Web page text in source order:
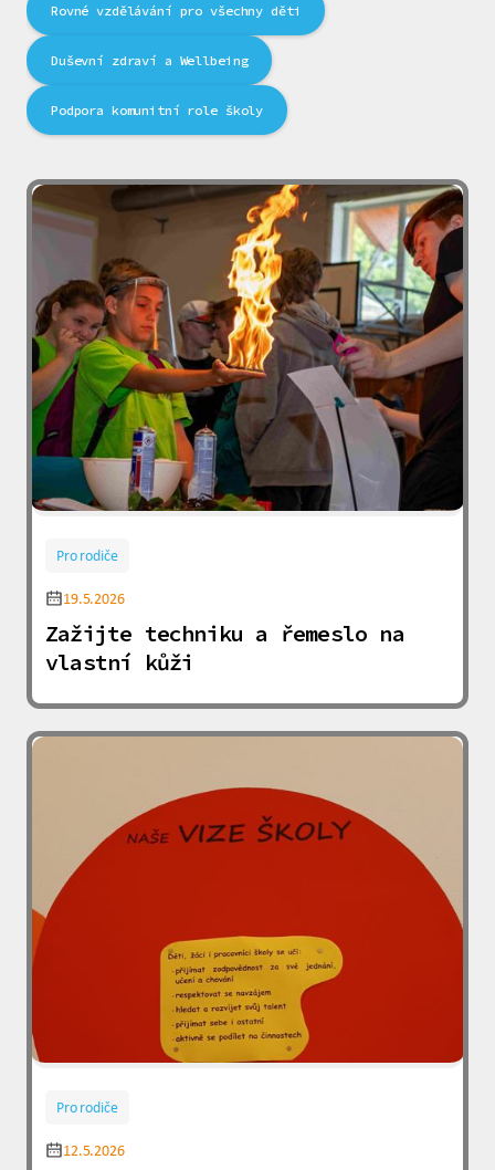
Rovné vzdělávání pro všechny děti
Duševní zdraví a Wellbeing
Podpora komunitní role školy
Pro rodiče
19.5.2026
Zažijte techniku a řemeslo na
vlastní kůži
Pro rodiče
12.5.2026